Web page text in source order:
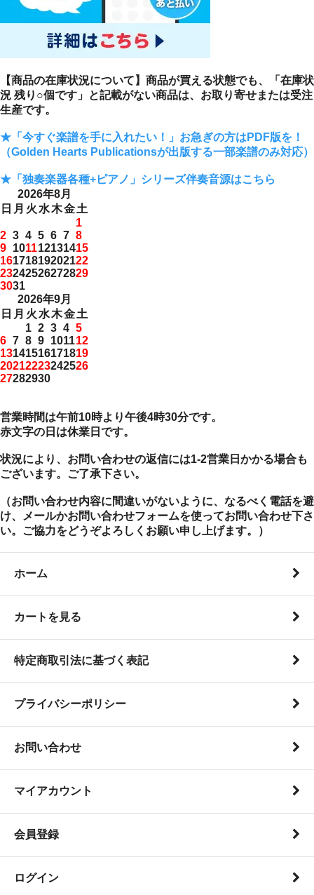
【商品の在庫状況について】商品が買える状態でも、「在庫状
況 残り○個です」と記載がない商品は、お取り寄せまたは受注
生産です。
★「今すぐ楽譜を手に入れたい！」お急ぎの方はPDF版を！
（Golden Hearts Publicationsが出版する一部楽譜のみ対応）
★「独奏楽器各種+ピアノ」シリーズ伴奏音源はこちら
2026年8月
日 月 火 水木金土
1
2 3 4 5 6 7 8
9 101112131415
16171819202122
23242526272829
3031
2026年9月
日 月 火 水木金土
1 2 3 4 5
6 7 8 9 101112
13141516171819
20212223242526
27282930
営業時間は午前10時より午後4時30分です。
赤文字の日は休業日です。
状況により、お問い合わせの返信には1-2営業日かかる場合も
ございます。ご了承下さい。
（お問い合わせ内容に間違いがないように、なるべく電話を避
け、メールかお問い合わせフォームを使ってお問い合わせ下さ
い。ご協力をどうぞよろしくお願い申し上げます。）
ホーム
カートを見る
特定商取引法に基づく表記
プライバシーポリシー
お問い合わせ
マイアカウント
会員登録
ログイン